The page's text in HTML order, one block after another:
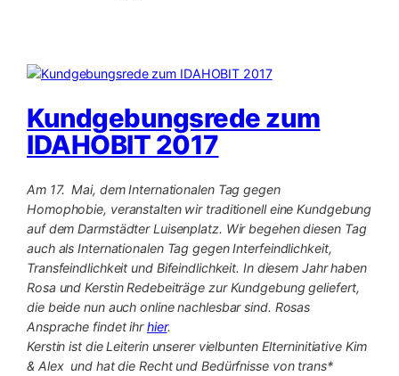
Kundgebungsrede zum
IDAHOBIT 2017
Am 17. Mai, dem Internationalen Tag gegen
Homophobie, veranstalten wir traditionell eine Kundgebung
auf dem Darmstädter Luisenplatz. Wir begehen diesen Tag
auch als Internationalen Tag gegen Interfeindlichkeit,
Transfeindlichkeit und Bifeindlichkeit. In diesem Jahr haben
Rosa und Kerstin Redebeiträge zur Kundgebung geliefert,
die beide nun auch online nachlesbar sind. Rosas
Ansprache findet ihrhier.
Kerstin ist die Leiterin unserer vielbunten Elterninitiative Kim
& Alex und hat die Recht und Bedürfnisse von trans*